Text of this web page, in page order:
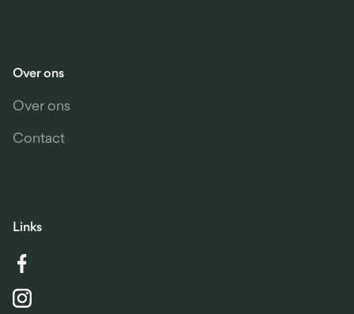
Over ons
Over ons
Contact
Links